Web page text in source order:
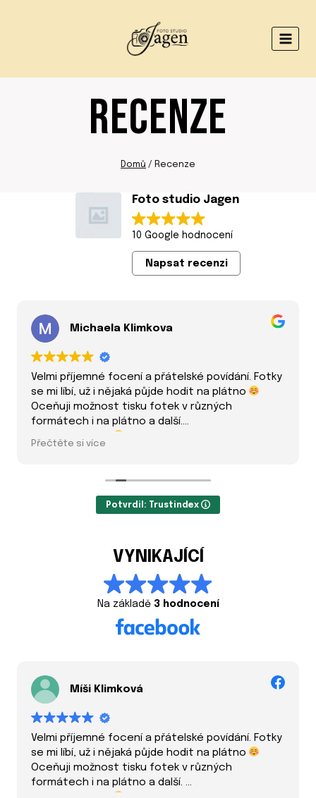
RECENZE
Domů / Recenze
Foto studio Jagen
10 Google hodnocení
Napsat recenzi
Michaela Klimkova
Velmi příjemné focení a přátelské povídání. Fotky
se mi líbí, už i nějaká půjde hodit na plátno
Oceňuji možnost tisku fotek v různých
formátech i na plátno a další.
Přečtěte si více
Potvrdil: Trustindex
VYNIKAJÍCÍ
Na základě 3 hodnocení
Míši Klimková
Velmi příjemné focení a přátelské povídání. Fotky
se mi líbí, už i nějaká půjde hodit na plátno
Oceňuji možnost tisku fotek v různých
formátech i na plátno a další.